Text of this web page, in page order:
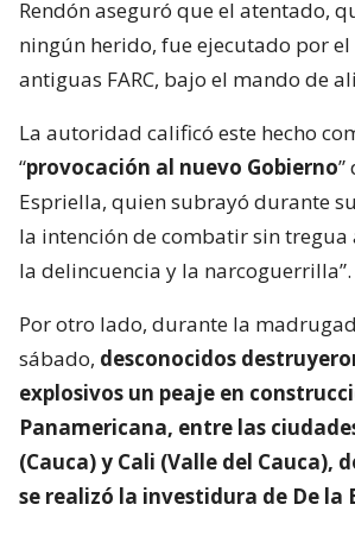
Rendón aseguró que el atentado,
ningún herido, fue ejecutado por el
antiguas FARC, bajo el mando de
La autoridad calificó este hecho
“provocación al nuevo Gobierno”
Espriella, quien subrayó durante
la intención de combatir sin tregua
la delincuencia y la narcoguerrilla”.
Por otro lado, durante la
sábado, desconocidos
explosivos un peaje en
Panamericana, entre las
(Cauca) y Cali (Valle del Cauca),
se realizó la investidura de De la